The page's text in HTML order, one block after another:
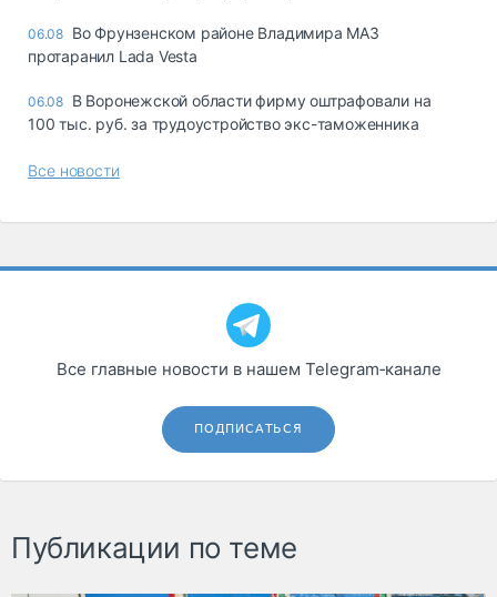
06.08 Во Фрунзенском районе Владимира МАЗ
протаранил Lada Vesta
06.08 В Воронежской области фирму оштрафовали на
100 тыс. руб. за трудоустройство экс-таможенника
Все новости
Все главные новости в нашем Telegram‑канале
ПОДПИСАТЬСЯ
Публикации по теме